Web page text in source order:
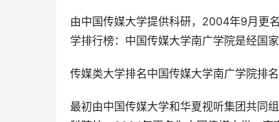
由中国传媒大学提供科研，2004年9月更
学排行榜：中国传媒大学南广学院是经国家
传媒类大学排名中国传媒大学南广学院排
最初由中国传媒大学和华夏视听集团共同